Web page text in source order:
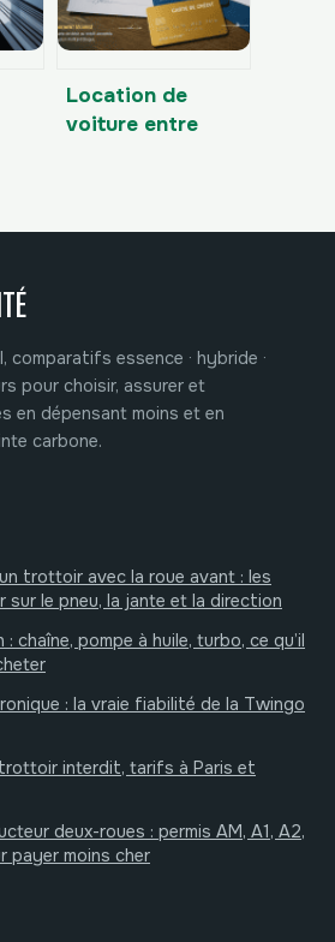
Location de
voiture entre
budget
essence · hybride ·
pour choisir, assurer et
en dépensant moins et en
carbone.
trottoir avec la roue avant : les
sur le pneu, la jante et la direction
: chaîne, pompe à huile, turbo, ce qu’il
: la vraie fiabilité de la Twingo
interdit, tarifs à Paris et
deux-roues : permis AM, A1, A2,
payer moins cher